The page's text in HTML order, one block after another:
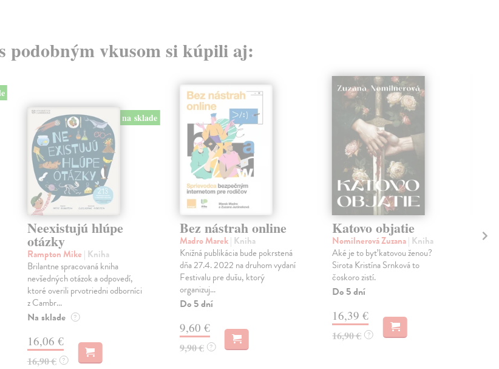
podobným vkusom si kúpili aj:
na sklade
Neexistujú hlúpe
otázky
Rampton Mike | Kniha
Brilantne spracovaná kniha
nevšedných otázok a odpovedí,
ktoré overili prvotriedni odborníci
z Cambr...
Na sklade ?
16,06 €
16,90 € ?
Bez nástrah online
Madro Marek| Kniha
Knižná publikácia bude pokrstená
dňa 27.4. 2022 na druhom vydaní
Festivalu pre dušu, ktorý
organizuj...
Do 5 dní
9,60 €
9,90 € ?
Katovo objatie
Nomilnerová Zuzana| Kniha
Aké je to byť katovou ženou?
Sirota Kristína Srnková to
čoskoro zistí.
Do 5 dní
16,39 €
16,90 € ?